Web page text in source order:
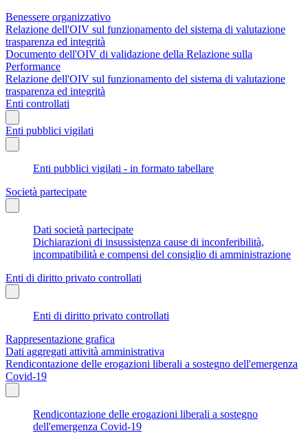
Benessere organizzativo
Relazione dell'OIV sul funzionamento del sistema di valutazione
trasparenza ed integrità
Documento dell'OIV di validazione della Relazione sulla
Performance
Relazione dell'OIV sul funzionamento del sistema di valutazione
trasparenza ed integrità
Enti controllati
Enti pubblici vigilati
Enti pubblici vigilati - in formato tabellare
Società partecipate
Dati società partecipate
Dichiarazioni di insussistenza cause di inconferibilità,
incompatibilità e compensi del consiglio di amministrazione
Enti di diritto privato controllati
Enti di diritto privato controllati
Rappresentazione grafica
Dati aggregati attività amministrativa
Rendicontazione delle erogazioni liberali a sostegno dell'emergenza
Covid-19
Rendicontazione delle erogazioni liberali a sostegno
dell'emergenza Covid-19